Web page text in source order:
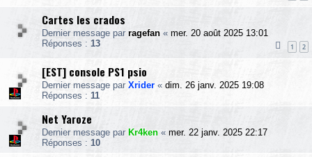
Cartes les crados
Dernier message par ragefan « mer. 20 août 2025 13:01
Réponses : 13 1 2
[EST] console PS1 psio
Dernier message par Xrider « dim. 26 janv. 2025 19:08
Réponses : 11
Net Yaroze
Dernier message par Kr4ken « mer. 22 janv. 2025 22:17
Réponses : 10